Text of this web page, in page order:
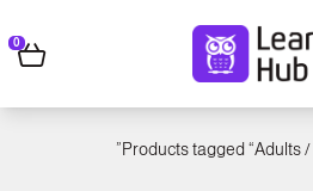
0
/ Products tagged “Adults”